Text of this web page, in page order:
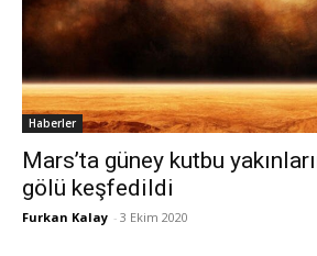
Haberler
Mars’ta güney kutbu
gölü keşfedildi
Furkan Kalay - 3 Ekim 2020